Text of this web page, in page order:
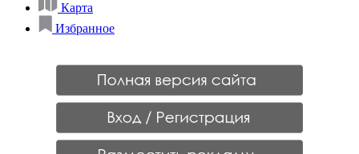
Карта
Избранное